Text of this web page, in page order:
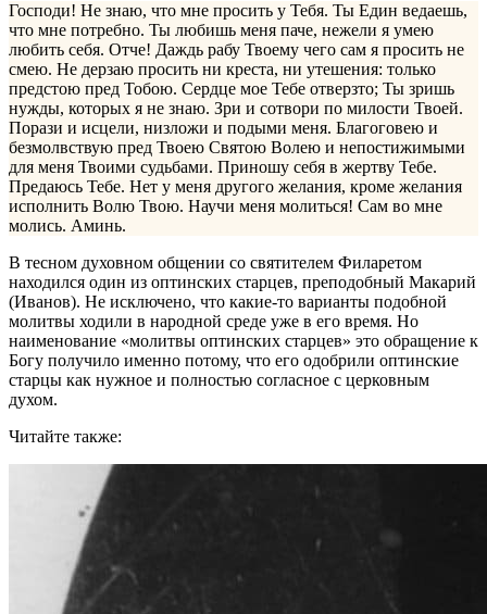
Господи! Не знаю, что мне просить у Тебя. Ты Един ведаешь,
что мне потребно. Ты любишь меня паче, нежели я умею
любить себя. Отче! Даждь рабу Твоему чего сам я просить не
смею. Не дерзаю просить ни креста, ни утешения: только
предстою пред Тобою. Сердце мое Тебе отверзто; Ты зришь
нужды, которых я не знаю. Зри и сотвори по милости Твоей.
Порази и исцели, низложи и подыми меня. Благоговею и
безмолвствую пред Твоею Святою Волею и непостижимыми
для меня Твоими судьбами. Приношу себя в жертву Тебе.
Предаюсь Тебе. Нет у меня другого желания, кроме желания
исполнить Волю Твою. Научи меня молиться! Сам во мне
молись. Аминь.
В тесном духовном общении со святителем Филаретом
находился один из оптинских старцев, преподобный Макарий
(Иванов). Не исключено, что какие-то варианты подобной
молитвы ходили в народной среде уже в его время. Но
наименование «молитвы оптинских старцев» это обращение к
Богу получило именно потому, что его одобрили оптинские
старцы как нужное и полностью согласное с церковным
духом.
Читайте также: